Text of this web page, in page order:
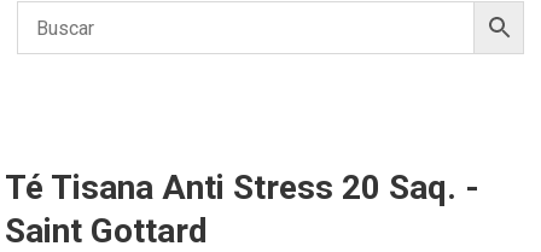
Té Tisana Anti Stress 20 Saq. -
Saint Gottard